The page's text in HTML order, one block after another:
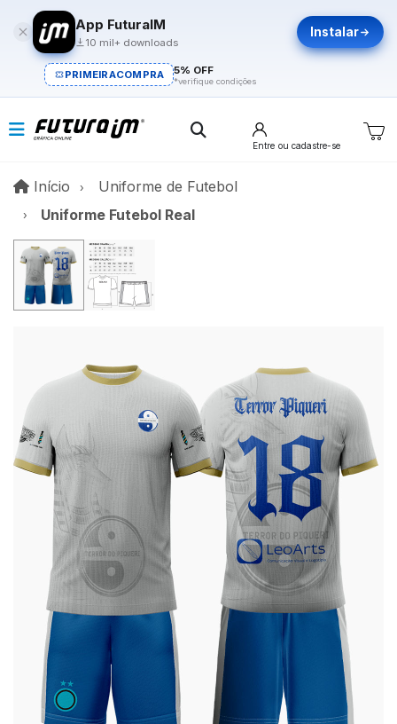
App FuturaIM
10 mil+ downloads
Instalar
PRIMEIRACOMPRA 5% OFF
*verifique condições
Entre ou cadastre-se
Início InícioUniforme de Futebol
Uniforme Futebol Real